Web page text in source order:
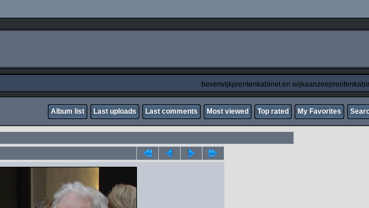
beverwijkprentenkabinet en
Album list Last uploads Last comments Most viewed Top rated My Favorites